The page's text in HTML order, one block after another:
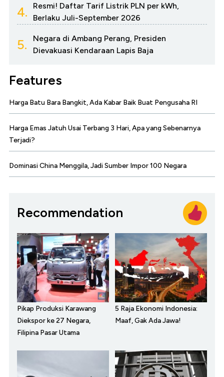
4.
Resmi! Daftar Tarif Listrik PLN per kWh,
Berlaku Juli-September 2026
5.
Negara di Ambang Perang, Presiden
Dievakuasi Kendaraan Lapis Baja
Features
Harga Batu Bara Bangkit, Ada Kabar Baik Buat Pengusaha RI
Harga Emas Jatuh Usai Terbang 3 Hari, Apa yang Sebenarnya
Terjadi?
Dominasi China Menggila, Jadi Sumber Impor 100 Negara
Recommendation
Pikap Produksi Karawang
Diekspor ke 27 Negara,
Filipina Pasar Utama
5 Raja Ekonomi Indonesia:
Maaf, Gak Ada Jawa!